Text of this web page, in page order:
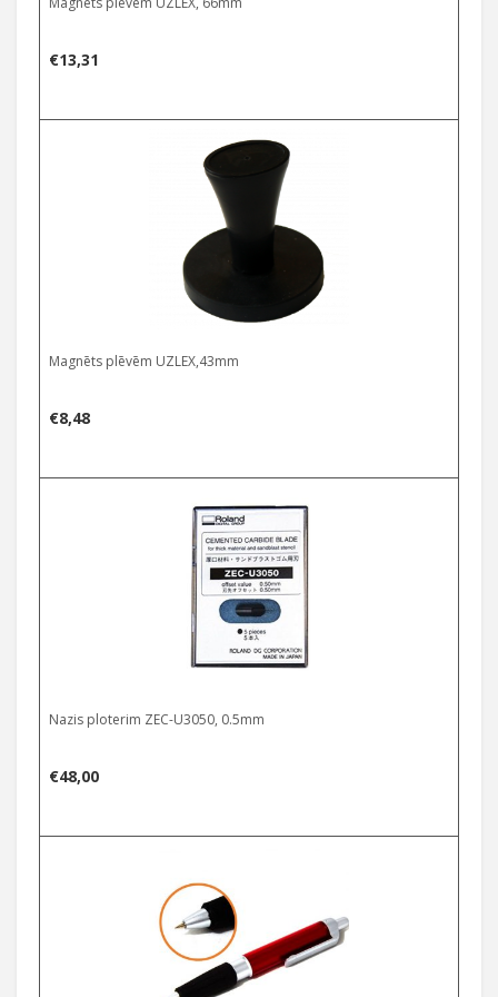
€13,31
Magnēts plēvēm UZLEX,43mm
€8,48
Nazis ploterim ZEC-U3050, 0.5mm
€48,00